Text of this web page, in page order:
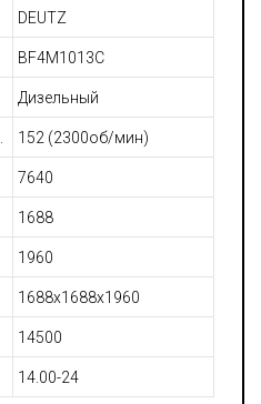
DEUTZ
BF4M1013C
Дизельный
152 (2300об/мин)
7640
1688
1960
1688x1688x1960
14500
14.00-24